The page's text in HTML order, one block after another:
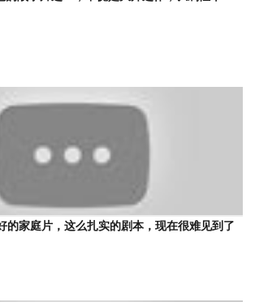
的家庭片，这么扎实的剧本，现在很难见到了